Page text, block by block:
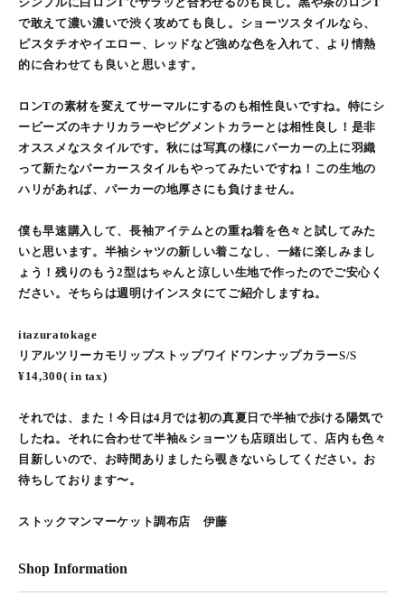
で敢えて濃い濃いで渋く攻めても良し。ショーツスタイルなら、
ピスタチオやイエロー、レッドなど強めな色を入れて、より情熱
的に合わせても良いと思います。
ロンTの素材を変えてサーマルにするのも相性良いですね。特にシ
ービーズのキナリカラーやピグメントカラーとは相性良し！是非
オススメなスタイルです。秋には写真の様にパーカーの上に羽織
って新たなパーカースタイルもやってみたいですね！この生地の
ハリがあれば、パーカーの地厚さにも負けません。
僕も早速購入して、長袖アイテムとの重ね着を色々と試してみた
いと思います。半袖シャツの新しい着こなし、一緒に楽しみまし
ょう！残りのもう2型はちゃんと涼しい生地で作ったのでご安心く
ださい。そちらは週明けインスタにてご紹介しますね。
itazuratokage
リアルツリーカモリップストップワイドワンナップカラーS/S
¥14,300( in tax)
それでは、また！今日は4月では初の真夏日で半袖で歩ける陽気で
したね。それに合わせて半袖&ショーツも店頭出して、店内も色々
目新しいので、お時間ありましたら覗きないらしてください。お
待ちしております〜。
ストックマンマーケット調布店 伊藤
Shop Information